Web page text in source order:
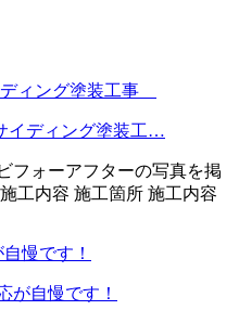
イディング塗装工…
フォーアフターの写真を掲
工内容 施工箇所 施工内容
が自慢です！